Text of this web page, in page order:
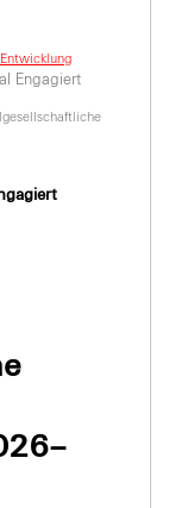
Engagiert